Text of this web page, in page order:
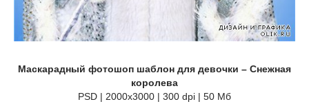
Маскарадный фотошоп шаблон для девочки – Снежная
королева
PSD | 2000x3000 | 300 dpi | 50 Мб